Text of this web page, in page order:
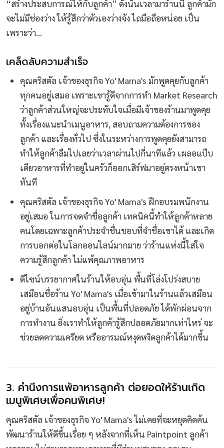
“สร้างประสบการณ์ให้กับลูกค้า” ดังนั้นเวลามาร้านนี้ ลูกค้ามัก
จะไม่มีช่องว่าง ให้รู้สึกว่าตัวเองว่างจัง ไถมือถือหน่อย เป็น
เพราะว่า…
เคล็ดลับความสำเร็จ
คุณคริสตัล เจ้าของธุรกิจ Yo' Mama's มักพูดคุยกับลูกค้า
ทุกคนอยู่เสมอ เพราะเขารู้ดีจากการทำ Market Research
ว่าลูกค้าส่วนใหญ่จะประทับใจเมื่อมีเจ้าของร้านมาพูดคุย
ทั้งเรื่องแนะนำเมนูอาหาร, สอบถามความต้องการของ
ลูกค้า และเรื่องทั่วไป ซึ่งในระหว่างการพูดคุยยังสามารถ
ทำให้ลูกค้าลืมไปเลยว่าเวลาผ่านไปกี่นาทีแล้ว เผลอแป๊บ
เดียวอาหารที่ทำอยู่ในครัวก็ออกเสิร์ฟมาอยู่ตรงหน้าเขา
ทันที
คุณคริสตัล เจ้าของธุรกิจ Yo' Mama's ฝึกอบรมพนักงาน
อยู่เสมอ ในการจดจำชื่อลูกค้า เทคนิคนี้ทำให้ลูกค้าหลาย
คนโดยเฉพาะลูกค้าประจำชื่นชอบที่จำชื่อเขาได้ และเกิด
การบอกต่อในโลกออนไลน์มากมาย ว่าร้านแห่งนี้ใส่ใจ
ความรู้สึกลูกค้า ไม่แพ้คุณภาพอาหาร
ดีไซน์บรรยากาศในร้านให้อบอุ่น พื้นที่โล่งโปร่งสบาย
เสมือนชื่อร้าน Yo' Mama's เมื่อเข้ามาในร้านแล้วเสมือน
อยู่บ้านอันแสนอบอุ่น เป็นพื้นที่ปลอดภัย ได้พักผ่อนจาก
การทำงาน ยิ่งเราทำให้ลูกค้ารู้สึกปลอดภัยมากเท่าไหร่ จะ
ช่วยลดความเครียด หรืออารมณ์หงุดหงิดลูกค้าได้มากขึ้น
3. คำนึงการแพ้อาหารลูกค้า ต่อยอดให้ร้านเกิด
เมนูพิเศษเพื่อคนพิเศษ!
คุณคริสตัล เจ้าของธุรกิจ Yo' Mama's ไม่เคยที่จะหยุดคิดค้น
พัฒนาร้านให้ดีขึ้นเรื่อย ๆ หลังจากที่เห็น Paintpoint ลูกค้า